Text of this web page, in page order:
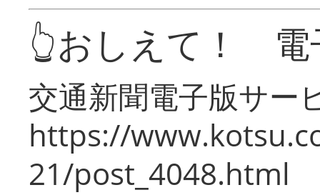
👆おしえて！ 電
交通新聞電子版サー
https://
21/post_4048.html